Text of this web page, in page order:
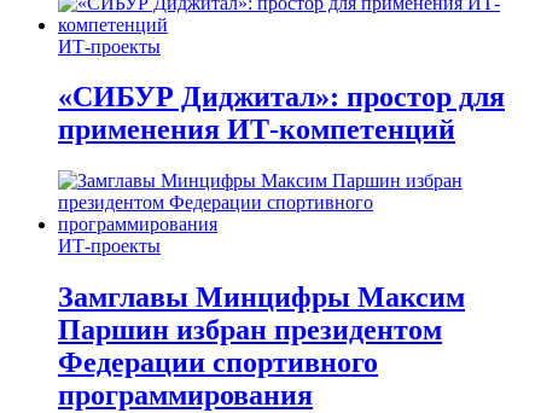
ИТ-проекты
«СИБУР Диджитал»: простор для
применения ИТ-компетенций
ИТ-проекты
Замглавы Минцифры Максим
Паршин избран президентом
Федерации спортивного
программирования